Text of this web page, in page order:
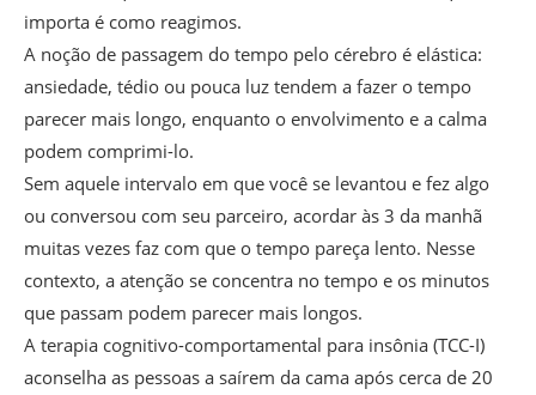
importa é como reagimos.
A noção de passagem do tempo pelo cérebro é elástica:
ansiedade, tédio ou pouca luz tendem a fazer o tempo
parecer mais longo, enquanto o envolvimento e a calma
podem comprimi-lo.
Sem aquele intervalo em que você se levantou e fez algo
ou conversou com seu parceiro, acordar às 3 da manhã
muitas vezes faz com que o tempo pareça lento. Nesse
contexto, a atenção se concentra no tempo e os minutos
que passam podem parecer mais longos.
A terapia cognitivo-comportamental para insônia (TCC-I)
aconselha as pessoas a saírem da cama após cerca de 20